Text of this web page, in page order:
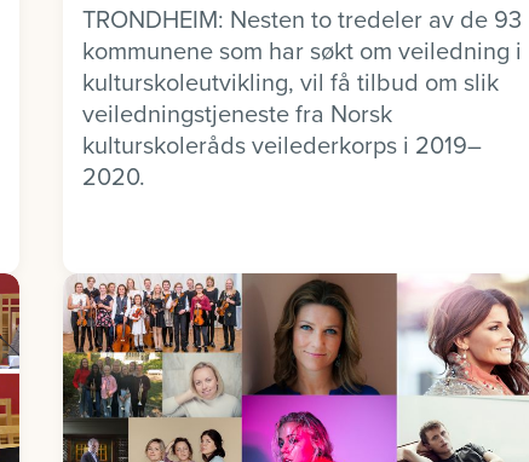
TRONDHEIM: Nesten to tredeler av de 93
kommunene som har søkt om veiledning i
kulturskoleutvikling, vil få tilbud om slik
veiledningstjeneste fra Norsk
kulturskoleråds veilederkorps i 2019–
2020.